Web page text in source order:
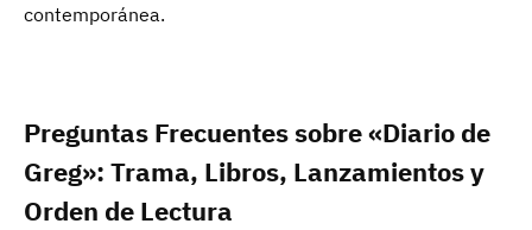
contemporánea.
Preguntas Frecuentes sobre «Diario de
Greg»: Trama, Libros, Lanzamientos y
Orden de Lectura